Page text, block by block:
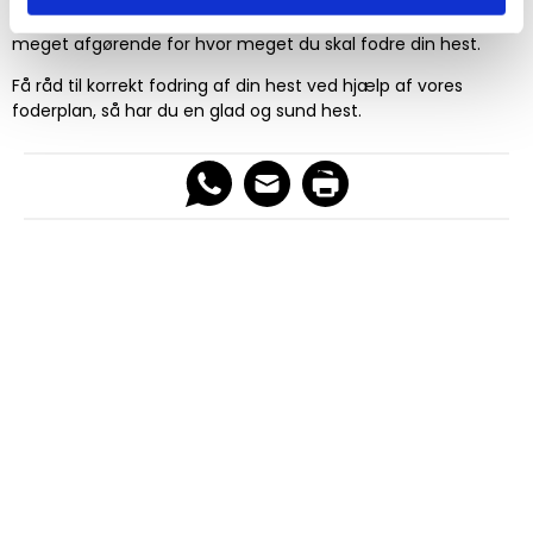
være at kigge påkvaliteten af dit stråfoder, det kan være
meget afgørende for hvor meget du skal fodre din hest.
Få råd til korrekt fodring af din hest ved hjælp af vores
foderplan, så har du en glad og sund hest.